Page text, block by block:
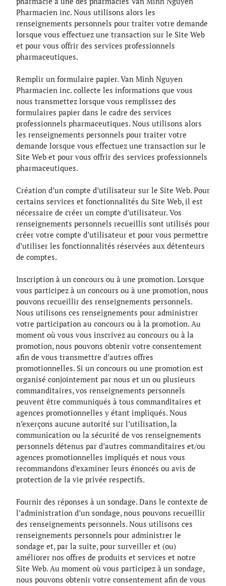
Pharmacien inc. Nous utilisons alors les
renseignements personnels pour traiter votre demande
lorsque vous effectuez une transaction sur le Site Web
et pour vous offrir des services professionnels
pharmaceutiques.
Remplir un formulaire papier. Van Minh Nguyen
Pharmacien inc. collecte les informations que vous
nous transmettez lorsque vous remplissez des
formulaires papier dans le cadre des services
professionnels pharmaceutiques. Nous utilisons alors
les renseignements personnels pour traiter votre
demande lorsque vous effectuez une transaction sur le
Site Web et pour vous offrir des services professionnels
pharmaceutiques.
Création d’un compte d’utilisateur sur le Site Web. Pour
certains services et fonctionnalités du Site Web, il est
nécessaire de créer un compte d’utilisateur. Vos
renseignements personnels recueillis sont utilisés pour
créer votre compte d’utilisateur et pour vous permettre
d’utiliser les fonctionnalités réservées aux détenteurs
de comptes.
Inscription à un concours ou à une promotion. Lorsque
vous participez à un concours ou à une promotion, nous
pouvons recueillir des renseignements personnels.
Nous utilisons ces renseignements pour administrer
votre participation au concours ou à la promotion. Au
moment où vous vous inscrivez au concours ou à la
promotion, nous pouvons obtenir votre consentement
afin de vous transmettre d’autres offres
promotionnelles. Si un concours ou une promotion est
organisé conjointement par nous et un ou plusieurs
commanditaires, vos renseignements personnels
peuvent être communiqués à tous commanditaires et
agences promotionnelles y étant impliqués. Nous
n’exerçons aucune autorité sur l’utilisation, la
communication ou la sécurité de vos renseignements
personnels détenus par d’autres commanditaires et/ou
agences promotionnelles impliqués et nous vous
recommandons d’examiner leurs énoncés ou avis de
protection de la vie privée respectifs.
Fournir des réponses à un sondage. Dans le contexte de
l’administration d’un sondage, nous pouvons recueillir
des renseignements personnels. Nous utilisons ces
renseignements personnels pour administrer le
sondage et, par la suite, pour surveiller et (ou)
améliorer nos offres de produits et services et notre
Site Web. Au moment où vous participez à un sondage,
nous pouvons obtenir votre consentement afin de vous